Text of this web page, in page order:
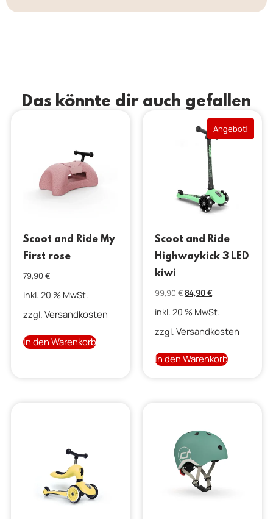
Das könnte dir auch gefallen
Scoot and Ride My
First rose
79,90 €
inkl. 20 % MwSt.
zzgl. Versandkosten
In den Warenkorb
Angebot!
Scoot and Ride
Highwaykick 3 LED
kiwi
99,90€84,90€
inkl. 20 % MwSt.
zzgl. Versandkosten
In den Warenkorb